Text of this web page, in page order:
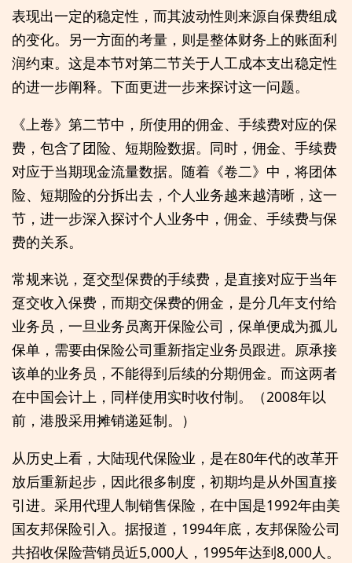
表现出一定的稳定性，而其波动性则来源自保费组成
的变化。另一方面的考量，则是整体财务上的账面利
润约束。这是本节对第二节关于人工成本支出稳定性
的进一步阐释。下面更进一步来探讨这一问题。
《上卷》第二节中，所使用的佣金、手续费对应的保
费，包含了团险、短期险数据。同时，佣金、手续费
对应于当期现金流量数据。随着《卷二》中，将团体
险、短期险的分拆出去，个人业务越来越清晰，这一
节，进一步深入探讨个人业务中，佣金、手续费与保
费的关系。
常规来说，趸交型保费的手续费，是直接对应于当年
趸交收入保费，而期交保费的佣金，是分几年支付给
业务员，一旦业务员离开保险公司，保单便成为孤儿
保单，需要由保险公司重新指定业务员跟进。原承接
该单的业务员，不能得到后续的分期佣金。而这两者
在中国会计上，同样使用实时收付制。（2008年以
前，港股采用摊销递延制。）
从历史上看，大陆现代保险业，是在80年代的改革开
放后重新起步，因此很多制度，初期均是从外国直接
引进。采用代理人制销售保险，在中国是1992年由美
国友邦保险引入。据报道，1994年底，友邦保险公司
共招收保险营销员近5,000人，1995年达到8,000人。